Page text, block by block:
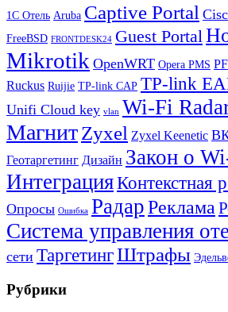
1С Отель Aruba Captive Portal
FreeBSD FRONTDESK24 Guest Portal
Mikrotik OpenWRT Opera PMS
Ruckus Ruijie TP-link CAP TP-link
Unifi Cloud key vlan Wi-Fi
МагнитZyxel Zyxel Keenetic
Геотаргетинг Дизайн Закон о
ИнтеграцияКонтекстная
Опросы Ошибка РадарРеклама
Система управления
сети ТаргетингШтрафы
Рубрики